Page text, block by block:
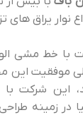
نوار یراق
با خط مشی
موفقیت
این شرکت
در زمینه